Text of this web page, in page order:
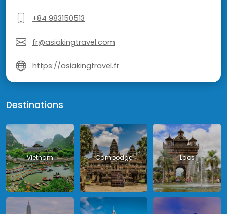
+84 983150513
fr@asiakingtravel.com
https://asiakingtravel.fr
Destinations
Vietnam Cambodge Laos